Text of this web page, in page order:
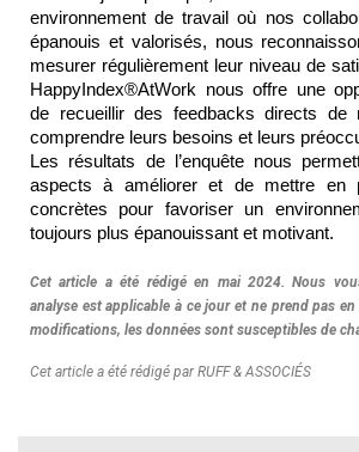
environnement de travail où nos
épanouis et valorisés, nous
mesurer régulièrement leur niveau de
HappyIndex®AtWork nous offre une
de recueillir des feedbacks directs de
comprendre leurs besoins et leurs
Les résultats de l’enquêtenous
aspects à améliorer et de mettre en
concrètes pour favoriser un
toujours plus épanouissant et motivant.
Cet article a été rédigé en mai 2024. Nous
analyse est applicable à ce jour et ne prend pas
modifications, les données sont susceptibles de
Cet article a été rédigé par RUFF & ASSOCIÉS